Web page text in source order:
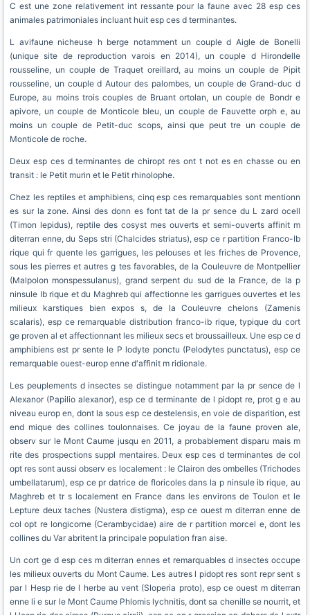
C est une zone relativement int ressante pour la faune avec 28 esp ces
animales patrimoniales incluant huit esp ces d terminantes.
L avifaune nicheuse h berge notamment un couple d Aigle de Bonelli
(unique site de reproduction varois en 2014), un couple d Hirondelle
rousseline, un couple de Traquet oreillard, au moins un couple de Pipit
rousseline, un couple d Autour des palombes, un couple de Grand-duc d
Europe, au moins trois couples de Bruant ortolan, un couple de Bondr e
apivore, un couple de Monticole bleu, un couple de Fauvette orph e, au
moins un couple de Petit-duc scops, ainsi que peut tre un couple de
Monticole de roche.
Deux esp ces d terminantes de chiropt res ont t not es en chasse ou en
transit : le Petit murin et le Petit rhinolophe.
Chez les reptiles et amphibiens, cinq esp ces remarquables sont mentionn
es sur la zone. Ainsi des donn es font tat de la pr sence du L zard ocell
(Timon lepidus), reptile des cosyst mes ouverts et semi-ouverts affinit m
diterran enne, du Seps stri (Chalcides striatus), esp ce r partition Franco-Ib
rique qui fr quente les garrigues, les pelouses et les friches de Provence,
sous les pierres et autres g tes favorables, de la Couleuvre de Montpellier
(Malpolon monspessulanus), grand serpent du sud de la France, de la p
ninsule Ib rique et du Maghreb qui affectionne les garrigues ouvertes et les
milieux karstiques bien expos s, de la Couleuvre chelons (Zamenis
scalaris), esp ce remarquable distribution franco-ib rique, typique du cort
ge proven al et affectionnant les milieux secs et broussailleux. Une esp ce d
amphibiens est pr sente le P lodyte ponctu (Pelodytes punctatus), esp ce
remarquable ouest-europ enne d'affinit m ridionale.
Les peuplements d insectes se distingue notamment par la pr sence de l
Alexanor (Papilio alexanor), esp ce d terminante de l pidopt re, prot g e au
niveau europ en, dont la sous esp ce destelensis, en voie de disparition, est
end mique des collines toulonnaises. Ce joyau de la faune proven ale,
observ sur le Mont Caume jusqu en 2011, a probablement disparu mais m
rite des prospections suppl mentaires. Deux esp ces d terminantes de col
opt res sont aussi observ es localement : le Clairon des ombelles (Trichodes
umbellatarum), esp ce pr datrice de floricoles dans la p ninsule ib rique, au
Maghreb et tr s localement en France dans les environs de Toulon et le
Lepture deux taches (Nustera distigma), esp ce ouest m diterran enne de
col opt re longicorne (Cerambycidae) aire de r partition morcel e, dont les
collines du Var abritent la principale population fran aise.
Un cort ge d esp ces m diterran ennes et remarquables d insectes occupe
les milieux ouverts du Mont Caume. Les autres l pidopt res sont repr sent s
par l Hesp rie de l herbe au vent (Sloperia proto), esp ce ouest m diterran
enne li e sur le Mont Caume Phlomis lychnitis, dont sa chenille se nourrit, et